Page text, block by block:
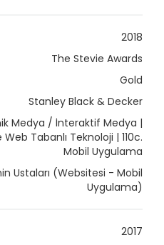
2018
The Stevie Awards
Gold
Stanley Black & Decker
Medya / İnteraktif Medya |
Tabanlı Teknoloji | 110c.
Mobil Uygulama
Ustaları (Websitesi - Mobil
Uygulama)
2017